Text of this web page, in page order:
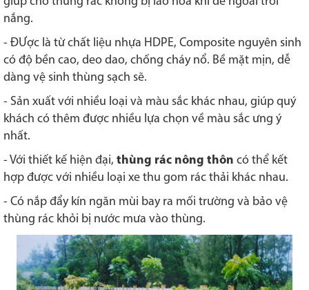
nắng.
- ĐƯợc là từ chất liệu nhựa HDPE, Composite nguyên sinh
có độ bền cao, deo dao, chống cháy nổ. Bề mặt mịn, dễ
dàng vệ sinh thùng sạch sẽ.
- Sản xuất với nhiều loại và màu sắc khác nhau, giúp quý
khách có thêm được nhiều lựa chọn về màu sắc ưng ý
nhất.
- Với thiết kế hiện đại, thùng rác nông thôn có thể kết
hợp được với nhiều loại xe thu gom rác thải khác nhau.
- Có nắp đẩy kín ngăn mùi bay ra mối trường và bảo vệ
thùng rác khỏi bị nước mưa vào thùng.